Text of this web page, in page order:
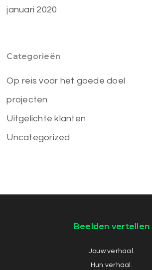
januari 2020
Categorieën
Op reis voor het goede doel
projecten
Uitgelichte klanten
Uncategorized
Beelden vertellen
Jouw verhaal.
Hun verhaal.